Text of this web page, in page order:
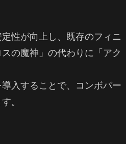
性が向上し、既存のフィニ
の魔神」の代わりに「アク
入することで、コンボパー
。